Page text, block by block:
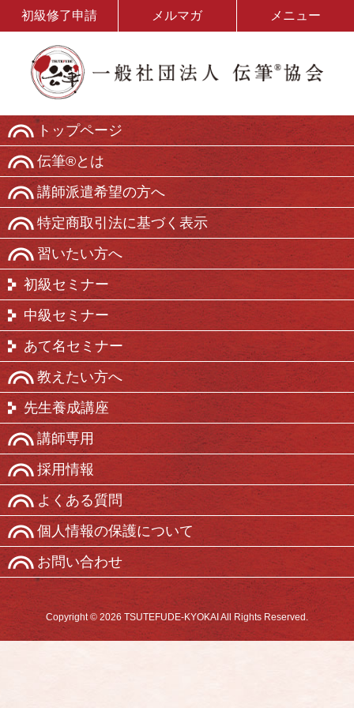
初級修了申請 メルマガ メニュー
トップページ
伝筆®とは
講師派遣希望の方へ
特定商取引法に基づく表示
習いたい方へ
初級セミナー
中級セミナー
あて名セミナー
教えたい方へ
先生養成講座
講師専用
採用情報
よくある質問
個人情報の保護について
お問い合わせ
Copyright © 2026 TSUTEFUDE-KYOKAI All Rights Reserved.